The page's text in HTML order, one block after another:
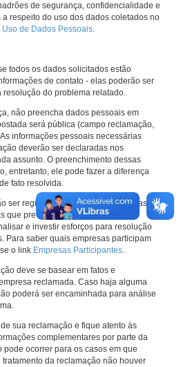
de segurança, confidencialidade e
respeito do uso dos dados coletados no
Uso de Dados Pessoais.
todos os dados solicitados estão
de contato - elas poderão ser
do problema relatado.
não preencha dados pessoais em
será pública (campo reclamação,
informações pessoais necessárias
deverão ser declaradas nos
assunto. O preenchimento dessas
entretanto, ele pode fazer a diferença
fato resolvida.
ser registradas em face de empresas
que previamente assumiram
e investir esforços para resolução
Para saber quais empresas participam
o link Empresas Participantes.
deve se basear em fatos e
reclamada. Caso haja alguma
poderá ser encaminhada para análise
sua reclamação e fique atento às
complementares por parte da
ocorrer para os casos em que
da reclamação não houver